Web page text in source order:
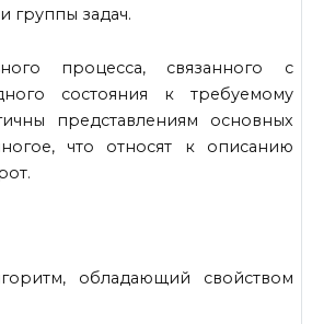
группы задач.
процесса, связанного с
состояния к требуемому
представлениям основных
что относят к описанию
обладающий свойством